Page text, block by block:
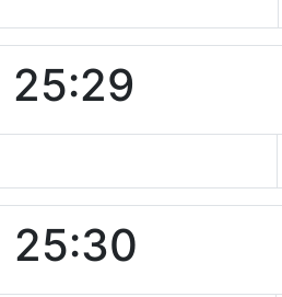
25:30